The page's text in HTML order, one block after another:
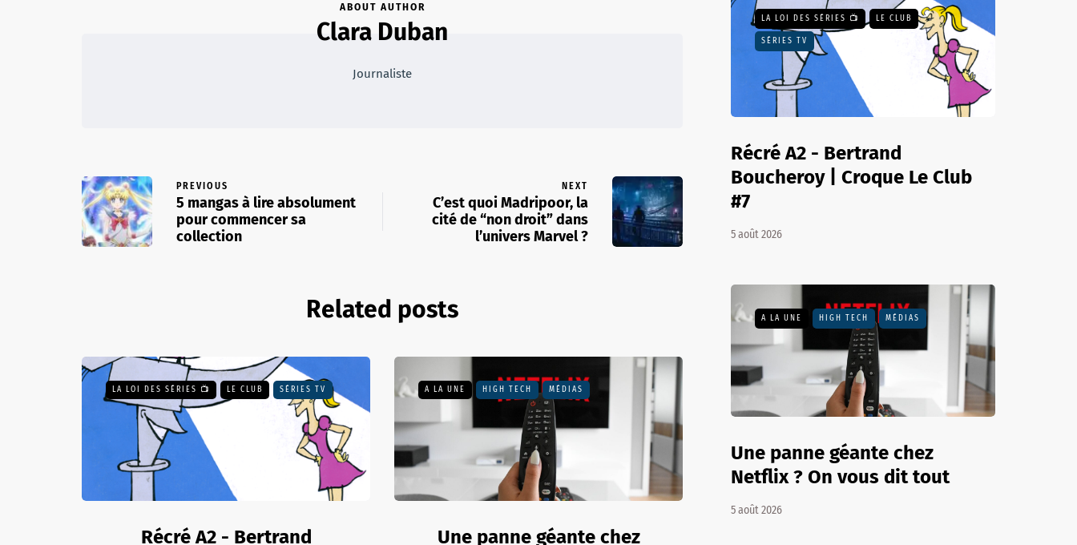
ABOUT AUTHOR
Clara Duban
Journaliste
PREVIOUS
5 mangas à lire absolument
pour commencer sa
collection
NEXT
C’est quoi Madripoor, la
cité de “non droit” dans
l’univers Marvel ?
Related posts
LA LOI DES SÉRIES 📺 LE CLUB SÉRIES TV
Récré A2 - Bertrand
A LA UNE HIGH TECH MÉDIAS
Une panne géante chez
LA LOI DES SÉRIES 📺 LE CLUB
SÉRIES TV
Récré A2 - Bertrand
Boucheroy | Croque Le Club
#7
5 août 2026
A LA UNE HIGH TECH MÉDIAS
Une panne géante chez
Netflix ? On vous dit tout
5 août 2026